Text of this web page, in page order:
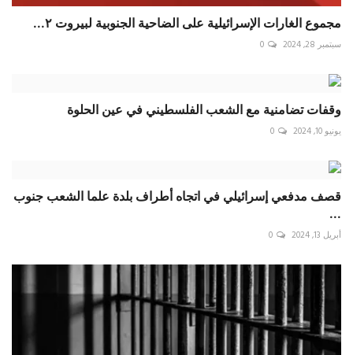
مجموع الغارات الإسرائيلية على الضاحية الجنوبية لبيروت ٢...
سبتمبر 28, 2024 0
وقفات تضامنية مع الشعب الفلسطيني في عين الحلوة
يونيو 10, 2024 0
قصف مدفعي إسرائيلي في اتجاه أطراف بلدة علما الشعب جنوب
...
أبريل 13, 2024 0